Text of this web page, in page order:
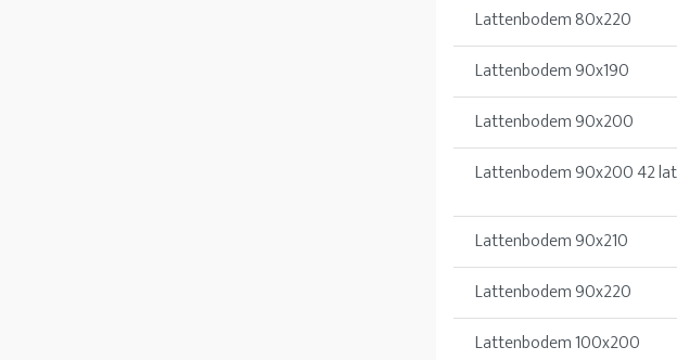
Lattenbodem 80x220
Lattenbodem 90x190
Lattenbodem 90x200
Lattenbodem 90x200 42
Lattenbodem 90x210
Lattenbodem 90x220
Lattenbodem 100x200